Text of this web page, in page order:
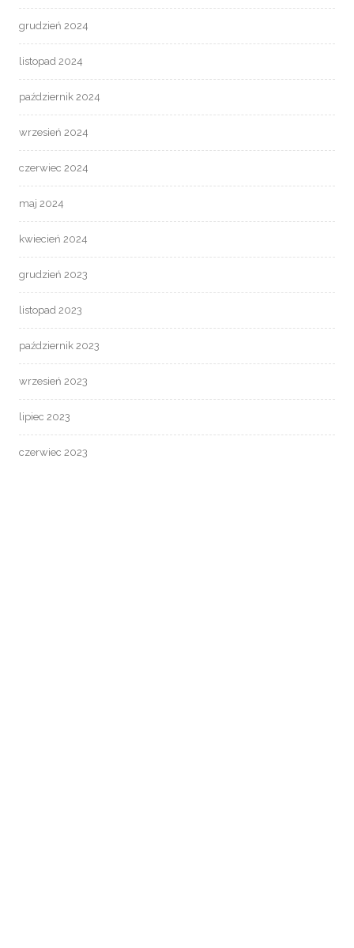
grudzień 2024
listopad 2024
październik 2024
wrzesień 2024
czerwiec 2024
maj 2024
kwiecień 2024
grudzień 2023
listopad 2023
październik 2023
wrzesień 2023
lipiec 2023
czerwiec 2023